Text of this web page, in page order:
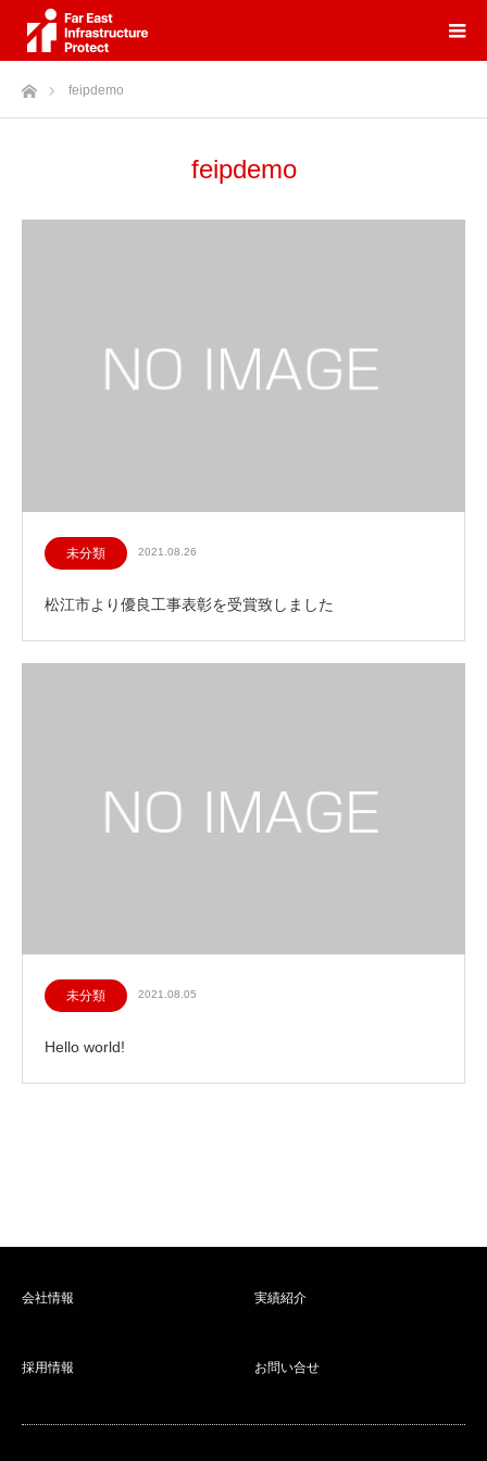
ホームfeipdemo
feipdemo
未分類 2021.08.26
松江市より優良工事表彰を受賞致しました
未分類 2021.08.05
Hello world!
会社情報 実績紹介
採用情報 お問い合せ